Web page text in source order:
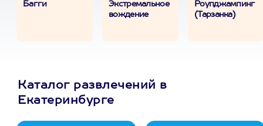
Багги
Экстремальное
вождение
Роупджампинг
(Тарзанка)
Каталог развлечений в
Екатеринбурге